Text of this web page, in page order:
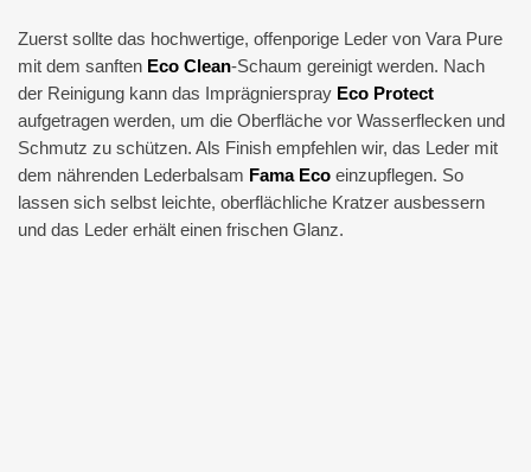
Zuerst sollte das hochwertige, offenporige Leder von Vara Pure
mit dem sanften Eco Clean-Schaum gereinigt werden. Nach
der Reinigung kann das Imprägnierspray Eco Protect
aufgetragen werden, um die Oberfläche vor Wasserflecken und
Schmutz zu schützen. Als Finish empfehlen wir, das Leder mit
dem nährenden Lederbalsam Fama Eco einzupflegen. So
lassen sich selbst leichte, oberflächliche Kratzer ausbessern
und das Leder erhält einen frischen Glanz.